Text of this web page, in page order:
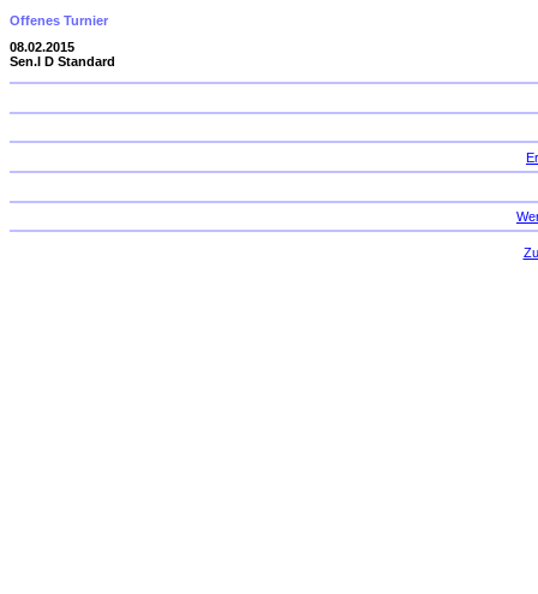
Offenes Turnier
08.02.2015
Sen.I D Standard